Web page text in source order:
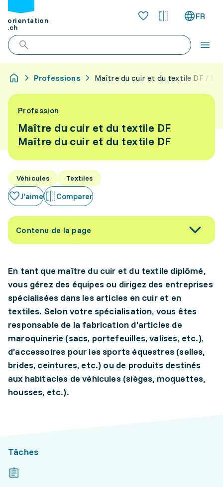
orientation
.ch
FR
Professions Maître du cuir et du textile DF /
Profession
Maître du cuir et du textile DF
Maître du cuir et du textile DF
Véhicules Textiles
J'aime Comparer
Contenu de la page
En tant que maître du cuir et du textile diplômé,
vous gérez des équipes ou dirigez des entreprises
spécialisées dans les articles en cuir et en
textiles. Selon votre spécialisation, vous êtes
responsable de la fabrication d'articles de
maroquinerie (sacs, portefeuilles, valises, etc.),
d'accessoires pour les sports équestres (selles,
brides, ceintures, etc.) ou de produits destinés
aux habitacles de véhicules (sièges, moquettes,
housses, etc.).
Tâches